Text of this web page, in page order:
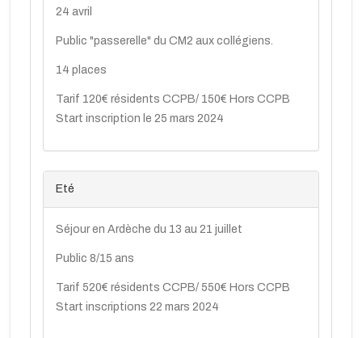
24 avril
Public "passerelle" du CM2 aux collégiens.
14 places
Tarif 120€ résidents CCPB/ 150€ Hors CCPB
Start inscription le 25 mars 2024
Eté
Séjour en Ardèche du 13 au 21 juillet
Public 8/15 ans
Tarif 520€ résidents CCPB/ 550€ Hors CCPB
Start inscriptions 22 mars 2024